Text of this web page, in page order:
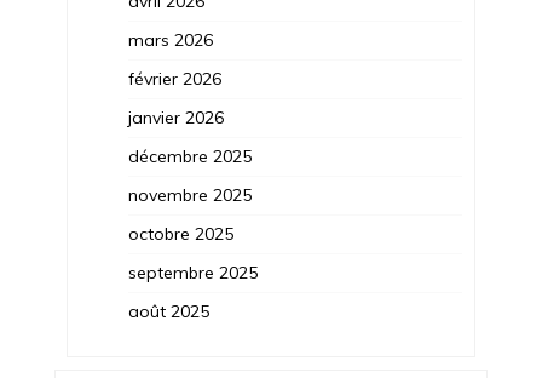
mars 2026
février 2026
janvier 2026
décembre 2025
novembre 2025
octobre 2025
septembre 2025
août 2025